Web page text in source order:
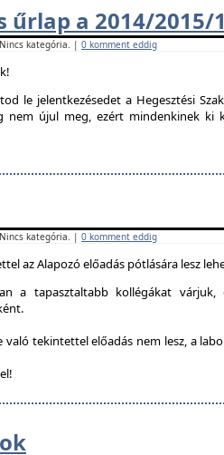
űrlap a 2014/2015/
kategória. | 0 komment eddig
le jelentkezésedet a Hegesztési
nem újul meg, ezért mindenkinek ki
kategória. | 0 komment eddig
az Alapozó előadás pótlására lesz
a tapasztaltabb kollégákat
való tekintettel előadás nem lesz, a